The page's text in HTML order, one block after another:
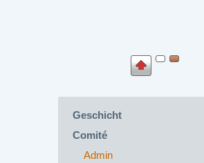
Geschicht
Comité
Admin